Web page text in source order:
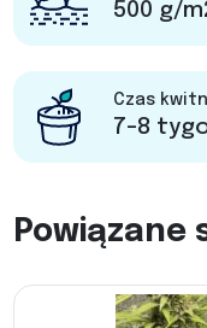
500 g/
Czas
7-8
Powiązane